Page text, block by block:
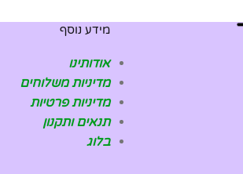
מידע נוסף
אודותינו
מדיניות משלוחים
מדיניות פרטיות
תנאים ותקנון
בלוג